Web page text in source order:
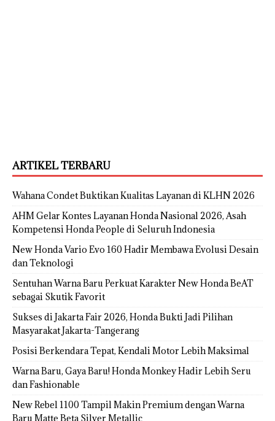
ARTIKEL TERBARU
Wahana Condet Buktikan Kualitas Layanan di KLHN 2026
AHM Gelar Kontes Layanan Honda Nasional 2026, Asah
Kompetensi Honda People di Seluruh Indonesia
New Honda Vario Evo 160 Hadir Membawa Evolusi Desain
dan Teknologi
Sentuhan Warna Baru Perkuat Karakter New Honda BeAT
sebagai Skutik Favorit
Sukses di Jakarta Fair 2026, Honda Bukti Jadi Pilihan
Masyarakat Jakarta-Tangerang
Posisi Berkendara Tepat, Kendali Motor Lebih Maksimal
Warna Baru, Gaya Baru! Honda Monkey Hadir Lebih Seru
dan Fashionable
New Rebel 1100 Tampil Makin Premium dengan Warna
Baru Matte Beta Silver Metallic